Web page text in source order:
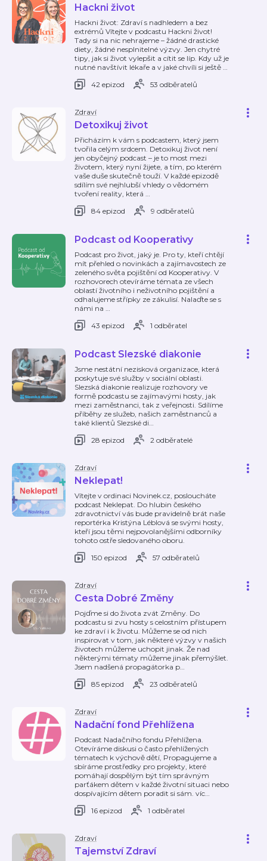
Hackni život
Hackni život: Zdraví s nadhledem a bez
extrémů Vítejte v podcastu Hackni život!
Tady si na nic nehrajeme – žádné drastické
diety, žádné nesplnitelné výzvy. Jen chytré
tipy, jak si život vylepšit a cítit se líp. Kdy už je
nutné navštívit lékaře a v jaké chvíli si ještě …
42 epizod
53 odběratelů
Zdraví
Detoxikuj život
Přicházím k vám s podcastem, který jsem
tvořila celým srdcem. Detoxikuj život není
jen obyčejný podcast – je to most mezi
životem, který nyní žijete, a tím, po kterém
vaše duše skutečně touží. V každé epizodě
sdílím své nejhlubší vhledy o vědomém
tvoření reality, která …
84 epizod
9 odběratelů
Podcast od Kooperativy
Podcast pro život, jaký je. Pro ty, kteří chtějí
mít přehled o novinkách a zajímavostech ze
zeleného světa pojištění od Kooperativy. V
rozhovorech otevíráme témata ze všech
oblastí životního i neživotního pojištění a
odhalujeme střípky ze zákulisí. Nalaďte se s
námi na …
43 epizod
1 odběratel
Podcast Slezské diakonie
Jsme nestátní nezisková organizace, která
poskytuje své služby v sociální oblasti.
Slezská diakonie realizuje rozhovory ve
formě podcastu se zajímavými hosty, jak
mezi zaměstnanci, tak z veřejnosti. Sdílíme
příběhy ze služeb, našich zaměstnanců a
také klientů Slezské di…
28 epizod
2 odběratelé
Zdraví
Neklepat!
Vítejte v ordinaci Novinek.cz, posloucháte
podcast Neklepat. Do hlubin českého
zdravotnictví vás bude pravidelně brát naše
reportérka Kristýna Léblová se svými hosty,
kteří jsou těmi nejpovolanějšími odborníky
tohoto ostře sledovaného oboru.
150 epizod
57 odběratelů
Zdraví
Cesta Dobré Změny
Pojďme si do života zvát Změny. Do
podcastu si zvu hosty s celostním přístupem
ke zdraví i k životu. Můžeme se od nich
inspirovat v tom, jak některé výzvy v našich
životech můžeme uchopit jinak. Že nad
některými tématy můžeme jinak přemýšlet.
Jsem nadšená propagátorka p…
85 epizod
23 odběratelů
Zdraví
Nadační fond Přehlížena
Podcast Nadačního fondu Přehlížena.
Otevíráme diskusi o často přehlížených
tématech k výchově dětí, Propagujeme a
sbíráme prostředky pro projekty, které
pomáhají dospělým být tím správným
parťákem dětem v každé životní situaci nebo
dospívajícím dětem poradit si sám. víc…
16 epizod
1 odběratel
Zdraví
Tajemství Zdraví